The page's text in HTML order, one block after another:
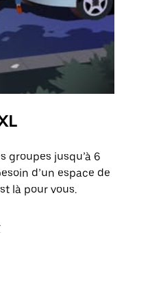
groupes jusqu’à 6
d’un espace de
là pour vous.